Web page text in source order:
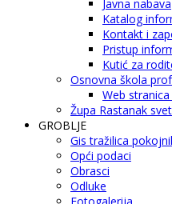
Javna nabava
Katalog
Kontakt i
Pristup
Kutić za
Osnovna škola
Web stranica
Župa Rastanak
GROBLJE
Gis tražilica
Opći podaci
Obrasci
Odluke